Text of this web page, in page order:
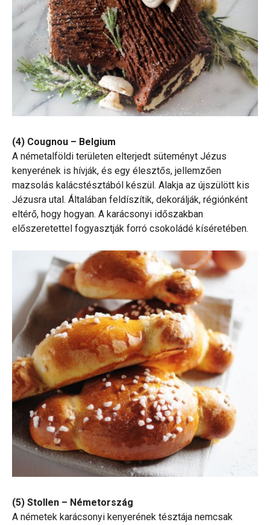
(4) Cougnou – Belgium
A németalföldi területen elterjedt süteményt Jézus
kenyerének is hívják, és egy élesztős, jellemzően
mazsolás kalácstésztából készül. Alakja az újszülött kis
Jézusra utal. Általában feldíszítik, dekorálják, régiónként
eltérő, hogy hogyan. A karácsonyi időszakban
előszeretettel fogyasztják forró csokoládé kíséretében.
(5) Stollen – Németország
A németek karácsonyi kenyerének tésztája nemcsak